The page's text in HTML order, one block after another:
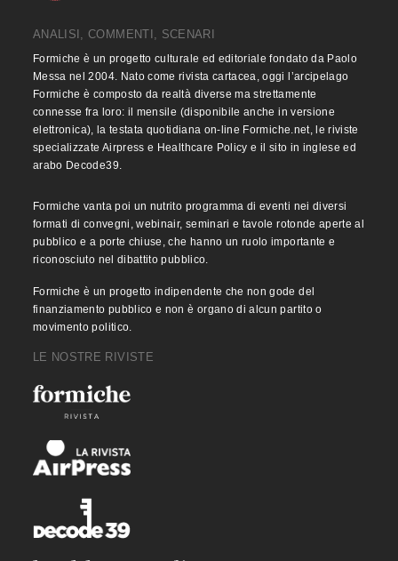
ANALISI, COMMENTI, SCENARI
Formiche è un progetto culturale ed editoriale fondato da Paolo
Messa nel 2004. Nato come rivista cartacea, oggi l’arcipelago
Formiche è composto da realtà diverse ma strettamente
connesse fra loro: il mensile (disponibile anche in versione
elettronica), la testata quotidiana on-line Formiche.net, le riviste
specializzate Airpress e Healthcare Policy e il sito in inglese ed
arabo Decode39.
Formiche vanta poi un nutrito programma di eventi nei diversi
formati di convegni, webinair, seminari e tavole rotonde aperte al
pubblico e a porte chiuse, che hanno un ruolo importante e
riconosciuto nel dibattito pubblico.
Formiche è un progetto indipendente che non gode del
finanziamento pubblico e non è organo di alcun partito o
movimento politico.
LE NOSTRE RIVISTE